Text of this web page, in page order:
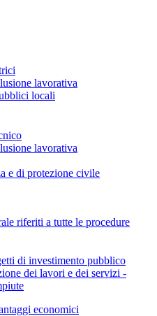
lavorativa
locali
lavorativa
e di protezione civile
riferiti a tutte le procedure
di investimento pubblico
dei lavori e dei servizi -
economici